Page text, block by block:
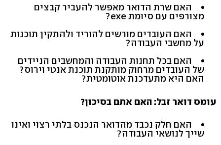
האם שרת הדואר מאפשר להעביר קבצים
מצורפים עם סיומת exe?
האם העובדים מורשים להוריד ולהתקין תוכנות
על מחשבי העבודה?
האם בכל תחנות העבודה והמחשבים הניידים
של העובדים מרחוק מותקנת תוכנת אנטי וירוס?
האם היא מתעדכנת אוטומטית?
עומס דואר זבל: האם אתם בסיכון?
האם חלק נכבד מהדואר הנכנס בלתי רצוי ואינו
שייך לנושאי העבודה?